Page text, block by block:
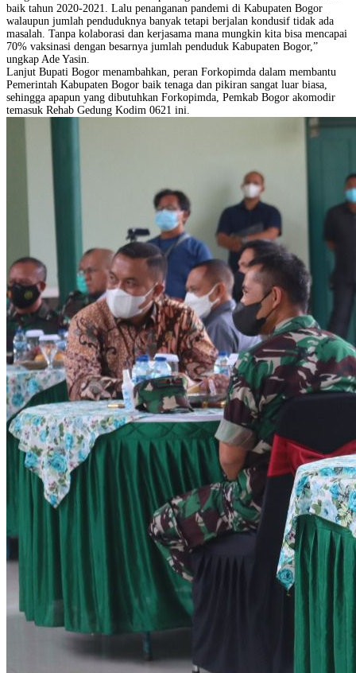
baik tahun 2020-2021. Lalu penanganan pandemi di Kabupaten Bogor
walaupun jumlah penduduknya banyak tetapi berjalan kondusif tidak ada
masalah. Tanpa kolaborasi dan kerjasama mana mungkin kita bisa mencapai
70% vaksinasi dengan besarnya jumlah penduduk Kabupaten Bogor,”
ungkap Ade Yasin.
Lanjut Bupati Bogor menambahkan, peran Forkopimda dalam membantu
Pemerintah Kabupaten Bogor baik tenaga dan pikiran sangat luar biasa,
sehingga apapun yang dibutuhkan Forkopimda, Pemkab Bogor akomodir
temasuk Rehab Gedung Kodim 0621 ini.